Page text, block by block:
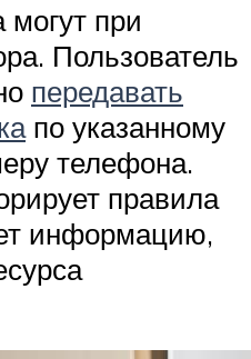
могут при
Пользователь
передавать
по указанному
телефона.
правила
информацию,